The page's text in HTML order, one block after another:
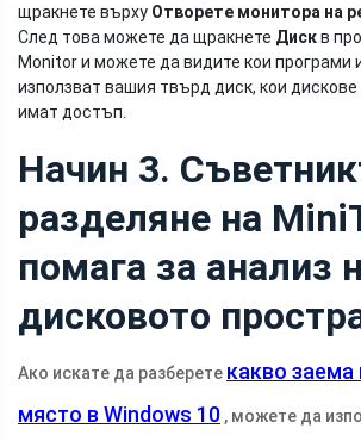
щракнете върху Отворете монитора на
След това можете да щракнете Дискв
Monitor и можете да видите кои програми
използват вашия твърд диск, кои
имат достъп.
Начин 3.
разделяне на
помага за анализ
дисковото
Ако искате да разберете какво
място в Windows 10 , можете да